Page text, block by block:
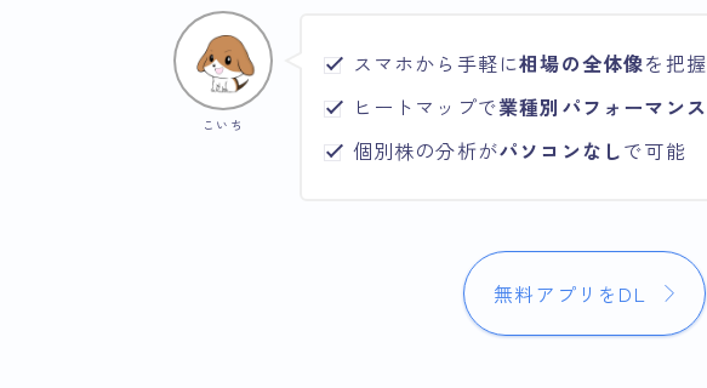
こいち
スマホから手軽に相場の全体像を把握
ヒートマップで業種別パフォーマンス
個別株の分析がパソコンなしで可能
無料アプリをDL